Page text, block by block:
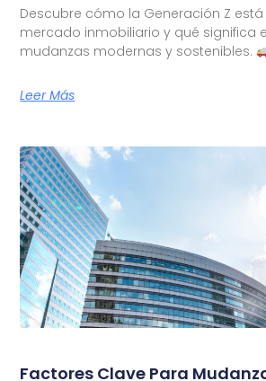
Descubre cómo la Generación Z
mercado inmobiliario y qué significa
mudanzas modernas y sostenibles.
Leer Más
Factores Clave Para